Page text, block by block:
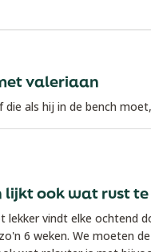
5 van de 5 sterren
valeriaan
als hij in de bench
4 van de 5 sterren
lijkt ook wat rust te
vindt elke ochtend
6 weken. We moeten